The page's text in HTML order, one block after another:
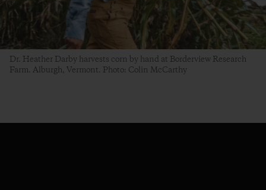
Dr. Heather Darby harvests corn by hand at Borderview Research
Farm. Alburgh, Vermont. Photo: Colin McCarthy